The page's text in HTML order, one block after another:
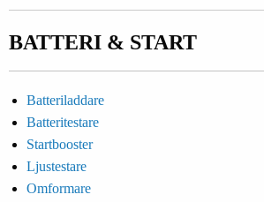
BATTERI & START
Batteriladdare
Batteritestare
Startbooster
Ljustestare
Omformare